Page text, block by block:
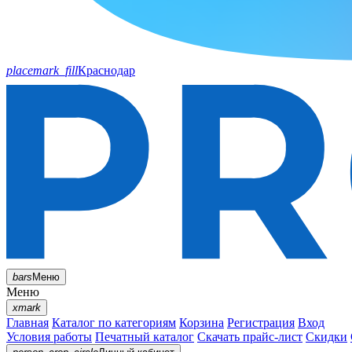
placemark_fillКраснодар
barsМеню
Меню
xmark
Главная Каталог по категориям Корзина Регистрация Вход
Условия работы Печатный каталог Скачать прайс-лист Скидки